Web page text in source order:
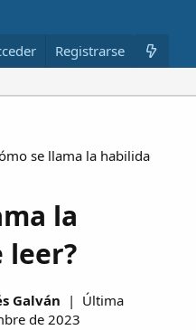
Miembros
Registrarse
se llama la habilidad de
la
leer?
Galván | Última
de 2023